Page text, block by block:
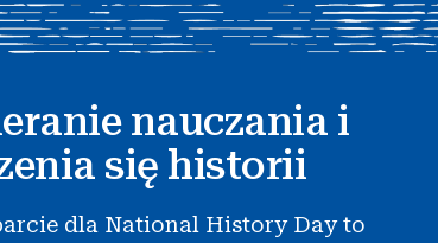
nauczania i
się historii
dla National History Day to